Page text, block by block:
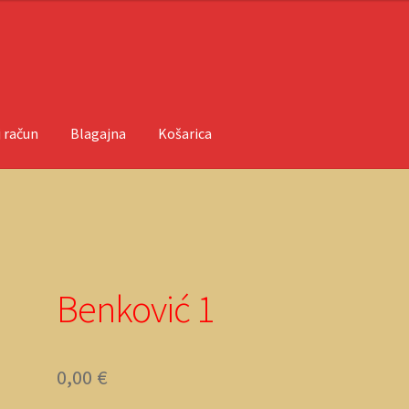
račun Blagajna Košarica
Benković 1
0,00 €